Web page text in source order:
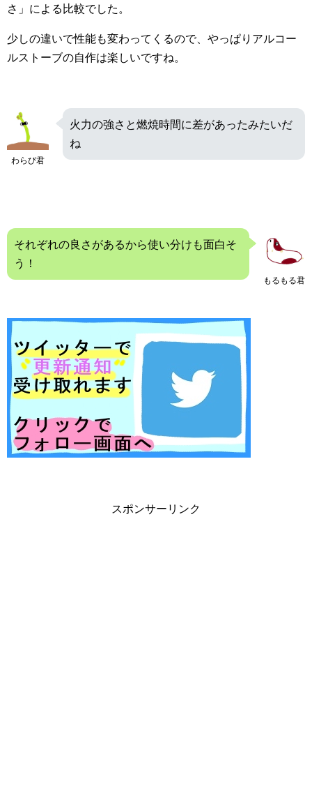
さ」による比較でした。
少しの違いで性能も変わってくるので、やっぱりアルコー
ルストーブの自作は楽しいですね。
わらび君
火力の強さと燃焼時間に差があったみたいだ
ね
もるもる君
それぞれの良さがあるから使い分けも面白そ
う！
スポンサーリンク